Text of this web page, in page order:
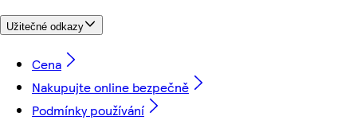
Užitečné odkazy
Cena
Nakupujte online bezpečně
Podmínky používání